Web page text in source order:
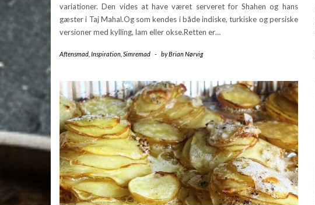
variationer. Den vides at have været serveret for Shahen og hans
gæster i Taj Mahal.Og som kendes i både indiske, turkiske og persiske
versioner med kylling, lam eller okse.Retten er…
Aftensmad Inspiration Simremad - byBrian Nørvig